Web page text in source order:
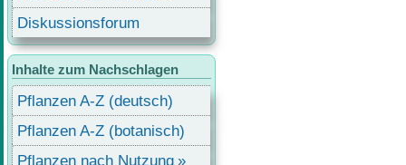
Diskussionsforum
Inhalte zum Nachschlagen
Pflanzen A-Z (deutsch)
Pflanzen A-Z (botanisch)
Pflanzen nach Nutzung